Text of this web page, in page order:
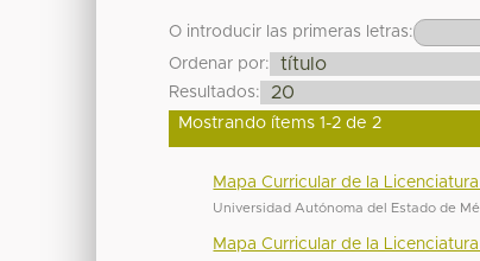
O introducir las primeras letras:
Ordenar por:
Resultados:
Mostrando ítems 1-2 de 2
Mapa Curricular de la
Universidad Autónoma del Estado de
Mapa Curricular de la